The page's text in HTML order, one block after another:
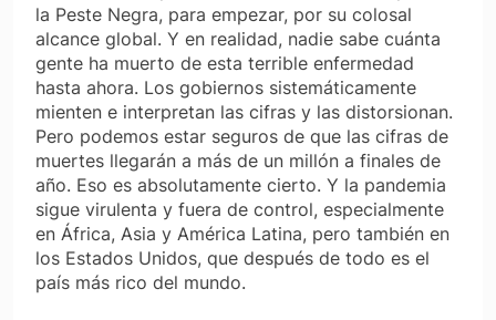
la Peste Negra, para empezar, por su colosal
alcance global. Y en realidad, nadie sabe cuánta
gente ha muerto de esta terrible enfermedad
hasta ahora. Los gobiernos sistemáticamente
mienten e interpretan las cifras y las distorsionan.
Pero podemos estar seguros de que las cifras de
muertes llegarán a más de un millón a finales de
año. Eso es absolutamente cierto. Y la pandemia
sigue virulenta y fuera de control, especialmente
en África, Asia y América Latina, pero también en
los Estados Unidos, que después de todo es el
país más rico del mundo.